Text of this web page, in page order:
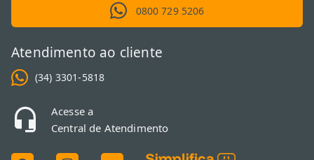
0800 729 5206
Atendimento ao cliente
(34) 3301-5818
Acesse a
Central de Atendimento